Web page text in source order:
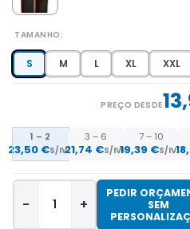
TAMANHO
S M L XL XXL
PREÇO DESDE
1 – 2
23,50 €S/IVA
3 – 6
21,74 €S/IVA
7 – 10
19,39 €S/IVA
- +
PEDIR
SEM